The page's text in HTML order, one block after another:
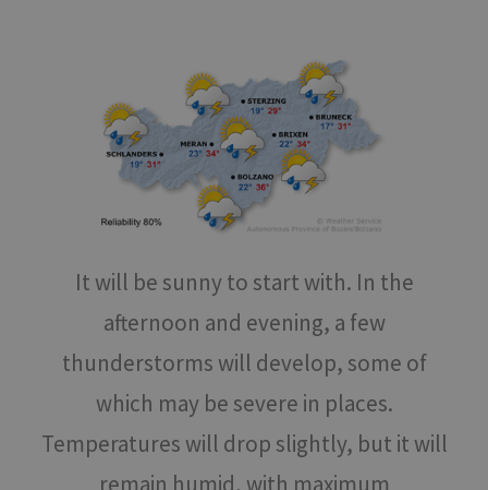
It will be sunny to start with. In the
afternoon and evening, a few
thunderstorms will develop, some of
which may be severe in places.
Temperatures will drop slightly, but it will
remain humid, with maximum